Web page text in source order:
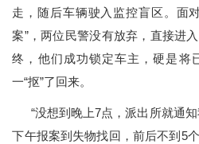
走，随后车辆驶入监控盲区。面
案”，两位民警没有放弃，直接进
终，他们成功锁定车主，硬是将
一“抠”了回来。
“没想到晚上7点，派出所就通知
下午报案到失物找回，前后不到5